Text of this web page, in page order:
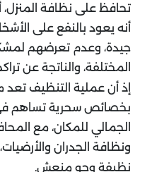
تحافظ على نظافة المنزل،
أنه يعود بالنفع على
جيدة، وعدم تعرضهم
المختلفة، والناتجة عن
إذ أن عملية التنظيف تعد
بخصائص سحرية تساهم
الجمالي للمكان، مع
ونظافة الجدران والأرضيات،
نظيفة وجو منعش.